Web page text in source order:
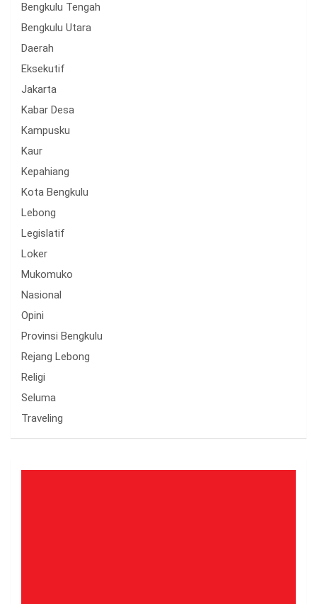
Bengkulu Tengah
Bengkulu Utara
Daerah
Eksekutif
Jakarta
Kabar Desa
Kampusku
Kaur
Kepahiang
Kota Bengkulu
Lebong
Legislatif
Loker
Mukomuko
Nasional
Opini
Provinsi Bengkulu
Rejang Lebong
Religi
Seluma
Traveling